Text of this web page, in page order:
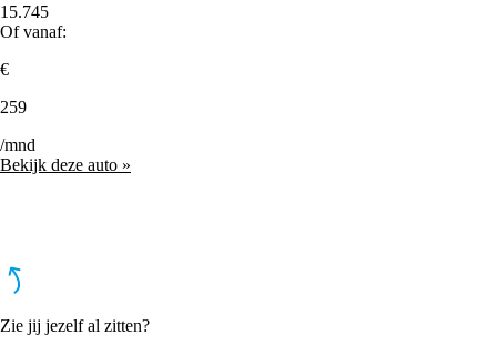
15.745
Of vanaf:
€
259
/mnd
Bekijk deze auto »
Zie jij jezelf al zitten?